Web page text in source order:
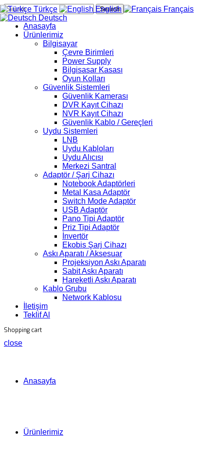
Search
Anasayfa
Ürünlerimiz
Bilgisayar
Çevre Birimleri
Power Supply
Bilgisasar Kasası
Oyun Kolları
Güvenlik Sistemleri
Güvenlik Kamerası
DVR Kayıt Cihazı
NVR Kayıt Cihazı
Güvenlik Kablo / Gereçleri
Uydu Sistemleri
LNB
Uydu Kabloları
Uydu Alıcısı
Merkezi Santral
Adaptör / Şarj Cihazı
Notebook Adaptörleri
Metal Kasa Adaptör
Switch Mode Adaptör
USB Adaptör
Pano Tipi Adaptör
Priz Tipi Adaptör
İnvertör
Ekobis Şarj Cihazı
Askı Aparatı / Aksesuar
Projeksiyon Askı Aparatı
Sabit Askı Aparatı
Hareketli Askı Aparatı
Kablo Grubu
Network Kablosu
İletişim
Teklif Al
Shopping cart
close
Anasayfa
Ürünlerimiz
Türkçe English
Français
Deutsch